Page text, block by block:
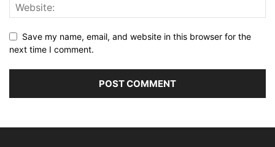
Save my name, email, and website in this browser for the
next time I comment.